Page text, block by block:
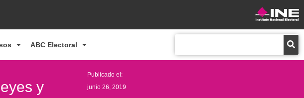
ABC Electoral
y
Publicado el:
junio 26, 2019